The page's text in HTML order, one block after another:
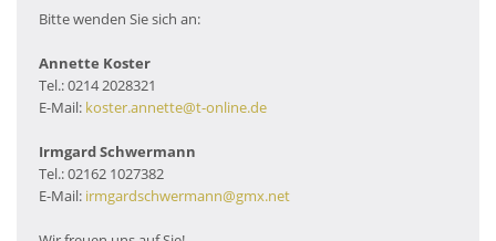
Bitte wenden Sie sich an:
Annette Koster
Tel.: 0214 2028321
E-Mail: koster.annette@t-online.de
Irmgard Schwermann
Tel.: 02162 1027382
E-Mail: irmgardschwermann@gmx.net